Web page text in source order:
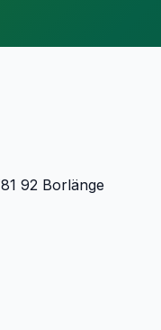
92 Borlänge